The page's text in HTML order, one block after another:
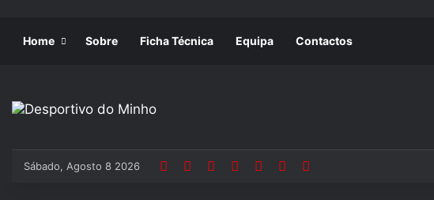
Home Sobre Ficha Técnica Equipa Contactos
Sábado, Agosto 8 2026